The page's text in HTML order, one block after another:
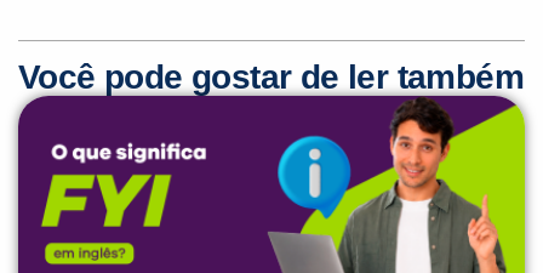
Você pode gostar de ler também